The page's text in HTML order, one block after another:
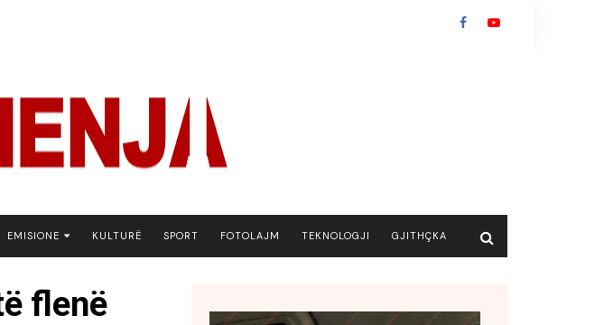
EMISIONE
BOTA NE FOKUS
KULTURË SPORT FOTOLAJM TEKNOLOGJI GJITHÇKA
flenë